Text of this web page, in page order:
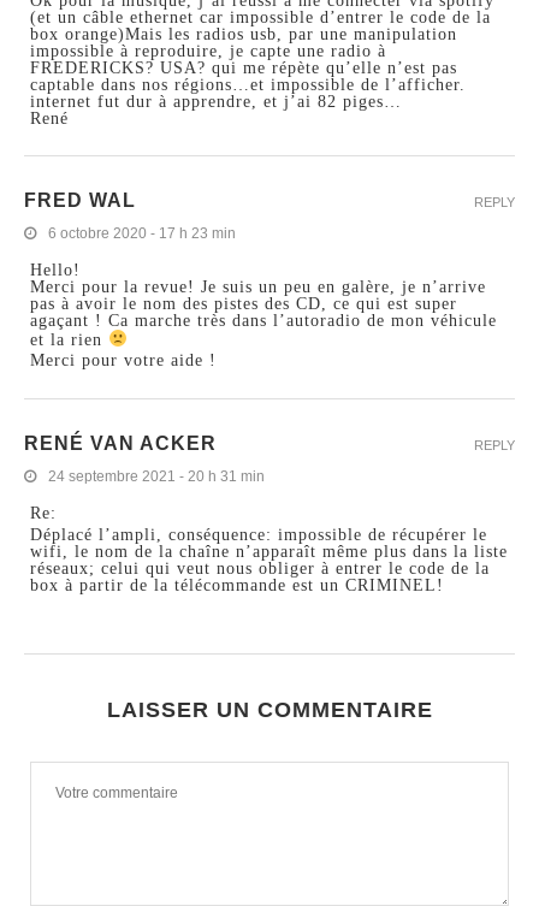
(et un câble ethernet car impossible d’entrer le code de la
box orange)Mais les radios usb, par une manipulation
impossible à reproduire, je capte une radio à
FREDERICKS? USA? qui me répète qu’elle n’est pas
captable dans nos régions…et impossible de l’afficher.
internet fut dur à apprendre, et j’ai 82 piges…
René
FRED WAL
6 octobre 2020 - 17 h 23 min
Hello!
Merci pour la revue! Je suis un peu en galère, je n’arrive
pas à avoir le nom des pistes des CD, ce qui est super
agaçant ! Ca marche très dans l’autoradio de mon véhicule
et la rien
Merci pour votre aide !
REPLY
RENÉ VAN ACKER
24 septembre 2021 - 20 h 31 min
Re:
Déplacé l’ampli, conséquence: impossible de récupérer le
wifi, le nom de la chaîne n’apparaît même plus dans la liste
réseaux; celui qui veut nous obliger à entrer le code de la
box à partir de la télécommande est un CRIMINEL!
REPLY
LAISSER UN COMMENTAIRE